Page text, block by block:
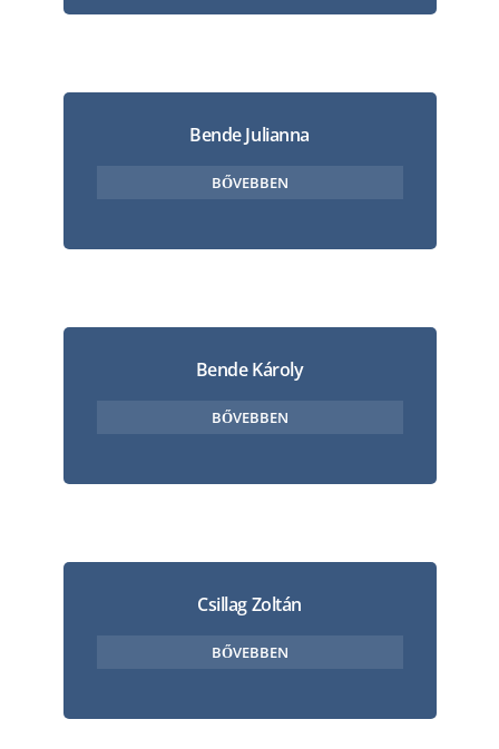
Bende Julianna
BŐVEBBEN
Bende Károly
BŐVEBBEN
Csillag Zoltán
BŐVEBBEN